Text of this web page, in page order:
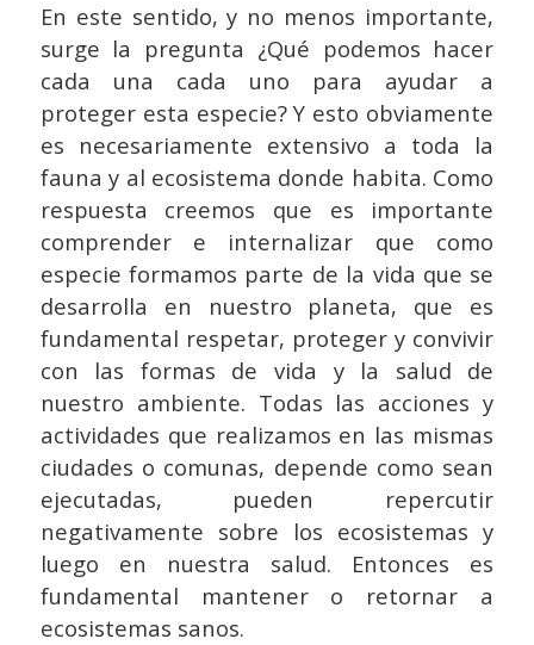
En este sentido, y no menos importante,
surge la pregunta ¿Qué podemos hacer
cada una cada uno para ayudar a
proteger esta especie? Y esto obviamente
es necesariamente extensivo a toda la
fauna y al ecosistema donde habita. Como
respuesta creemos que es importante
comprender e internalizar que como
especie formamos parte de la vida que se
desarrolla en nuestro planeta, que es
fundamental respetar, proteger y convivir
con las formas de vida y la salud de
nuestro ambiente. Todas las acciones y
actividades que realizamos en las mismas
ciudades o comunas, depende como sean
ejecutadas, pueden repercutir
negativamente sobre los ecosistemas y
luego en nuestra salud. Entonces es
fundamental mantener o retornar a
ecosistemas sanos.